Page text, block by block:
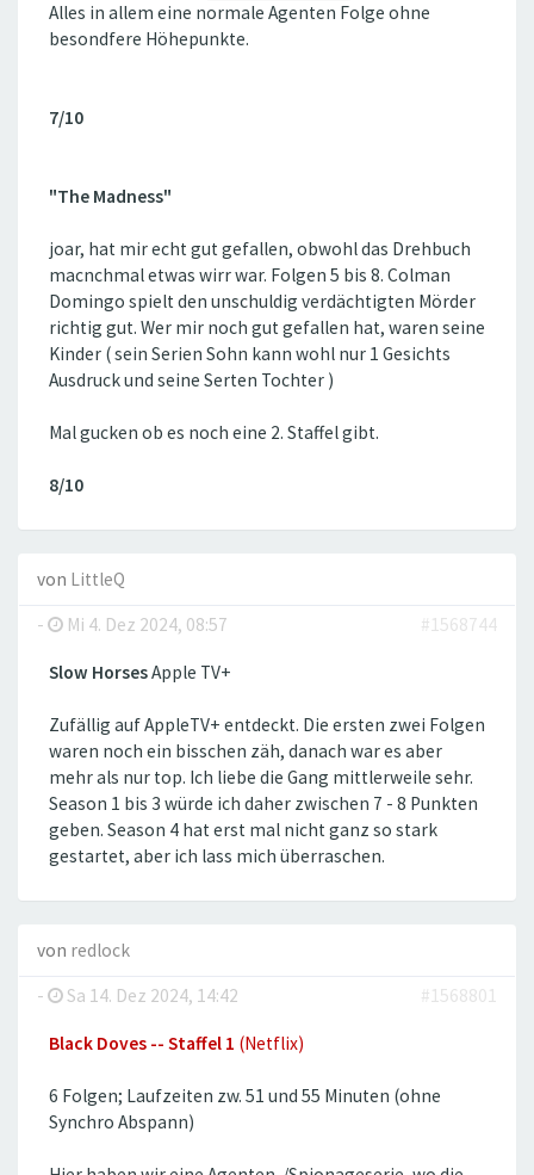
Alles in allem eine normale Agenten Folge ohne
besondfere Höhepunkte.
7/10
"The Madness"
joar, hat mir echt gut gefallen, obwohl das Drehbuch
macnchmal etwas wirr war. Folgen 5 bis 8. Colman
Domingo spielt den unschuldig verdächtigten Mörder
richtig gut. Wer mir noch gut gefallen hat, waren seine
Kinder ( sein Serien Sohn kann wohl nur 1 Gesichts
Ausdruck und seine Serten Tochter )
Mal gucken ob es noch eine 2. Staffel gibt.
8/10
von LittleQ
-
Mi 4. Dez 2024, 08:57 #1568744
Slow HorsesApple TV+
Zufällig auf AppleTV+ entdeckt. Die ersten zwei Folgen
waren noch ein bisschen zäh, danach war es aber
mehr als nur top. Ich liebe die Gang mittlerweile sehr.
Season 1 bis 3 würde ich daher zwischen 7 - 8 Punkten
geben. Season 4 hat erst mal nicht ganz so stark
gestartet, aber ich lass mich überraschen.
von redlock
-
Sa 14. Dez 2024, 14:42 #1568801
Black Doves -- Staffel 1 (Netflix)
6 Folgen; Laufzeiten zw. 51 und 55 Minuten (ohne
Synchro Abspann)